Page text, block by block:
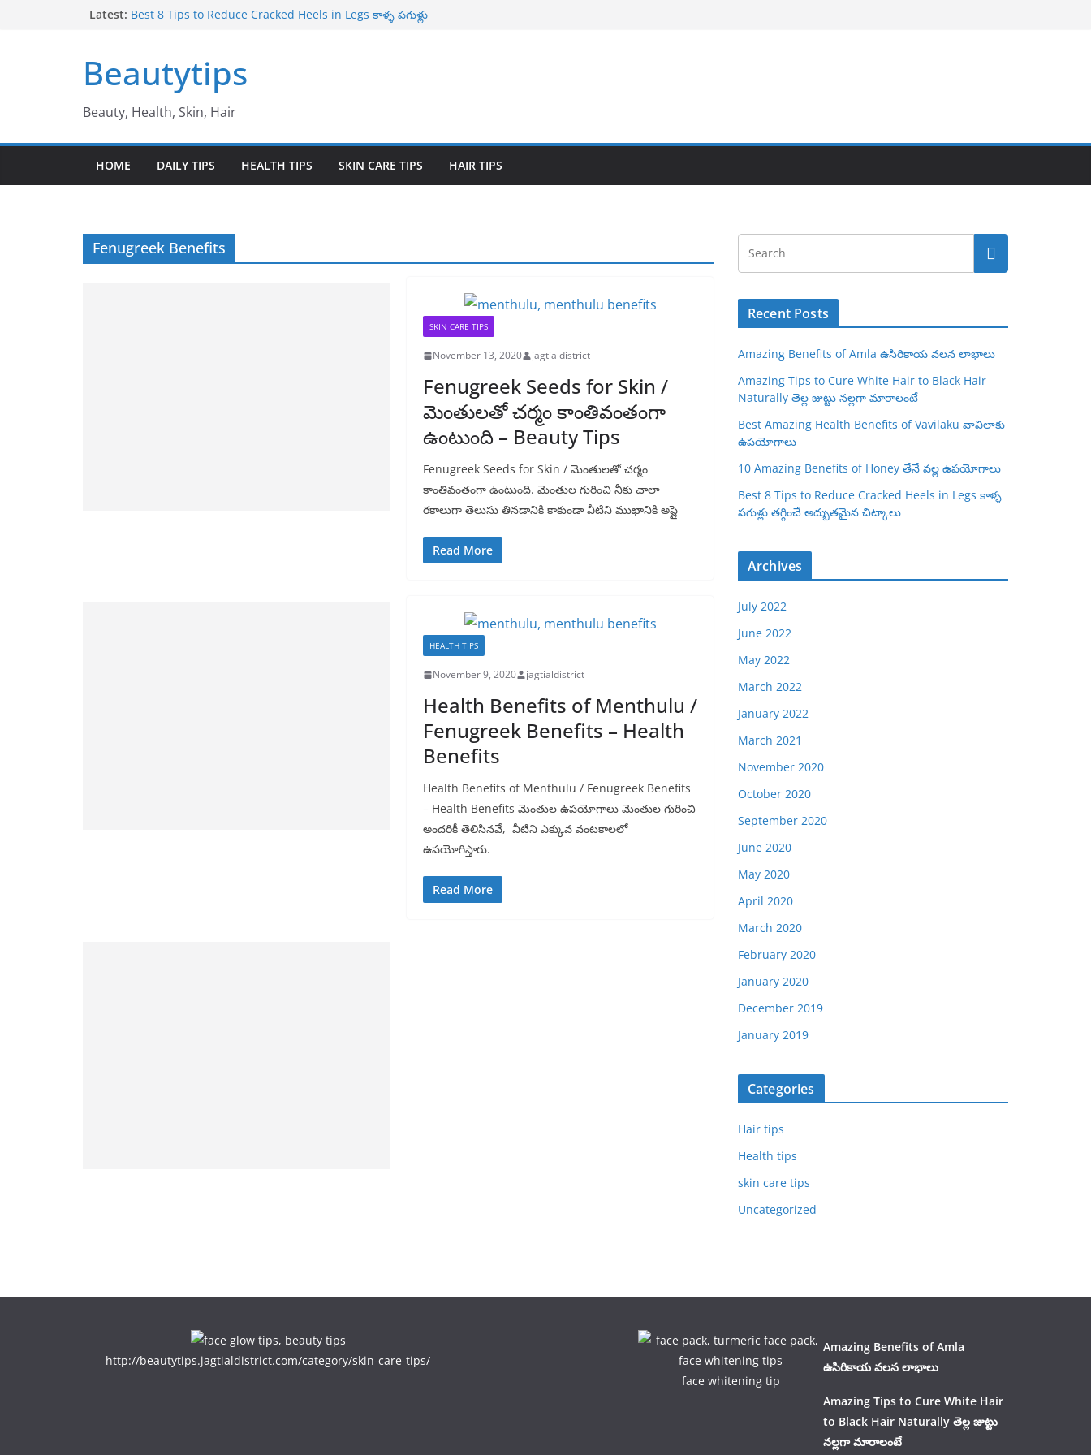
Latest: Best 8 Tips to Reduce Cracked Heels in Legs కాళ్ళ పగుళ్లు
Amazing Tips to Cure White Hair to Black Hair Naturally తెల్ల
జుట్టు నల్లగా మారాలంటే
Best Amazing Health Benefits of Vavilaku వావిలాకు
ఉపయోగాలు
Beautytips
Beauty, Health, Skin, Hair
HOME DAILY TIPS HEALTH TIPS SKIN CARE TIPS HAIR TIPS
Fenugreek Benefits
SKIN CARE TIPS
November 13, 2020 jagtialdistrict
Fenugreek Seeds for Skin /
మెంతులతో చర్మం కాంతివంతంగా
ఉంటుంది – Beauty Tips
Fenugreek Seeds for Skin / మెంతులతో చర్మం
కాంతివంతంగా ఉంటుంది. మెంతుల గురించి నీకు చాలా
రకాలుగా తెలుసు తినడానికి కాకుండా వీటిని ముఖానికి అప్లై
Read More
HEALTH TIPS
November 9, 2020 jagtialdistrict
Health Benefits of Menthulu /
Fenugreek Benefits – Health
Benefits
Health Benefits of Menthulu / Fenugreek Benefits
– Health Benefits మెంతుల ఉపయోగాలు మెంతుల గురించి
అందరికీ తెలిసినవే, వీటిని ఎక్కువ వంటకాలలో
ఉపయోగిస్తారు.
Read More
Recent Posts
Amazing Benefits of Amla ఉసిరికాయ వలన లాభాలు
Amazing Tips to Cure White Hair to Black Hair
Naturally తెల్ల జుట్టు నల్లగా మారాలంటే
Best Amazing Health Benefits of Vavilaku వావిలాకు
ఉపయోగాలు
10 Amazing Benefits of Honey తేనే వల్ల ఉపయోగాలు
Best 8 Tips to Reduce Cracked Heels in Legs కాళ్ళ
పగుళ్లు తగ్గించే అద్భుతమైన చిట్కాలు
Archives
July 2022
June 2022
May 2022
March 2022
January 2022
March 2021
November 2020
October 2020
September 2020
June 2020
May 2020
April 2020
March 2020
February 2020
January 2020
December 2019
January 2019
Categories
Hair tips
Health tips
skin care tips
Uncategorized
http://beautytips.jagtialdistrict.com/category/skin-care-tips/
face whitening tip
Amazing Benefits of Amla
ఉసిరికాయ వలన లాభాలు
Amazing Tips to Cure White Hair
to Black Hair Naturally తెల్ల జుట్టు
నల్లగా మారాలంటే